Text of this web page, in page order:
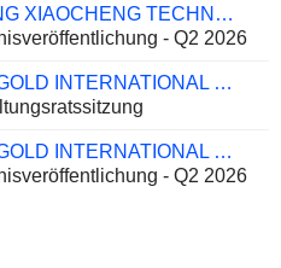
BEIJING XIAOCHENG TECHNOLOGY STOCK CO., LTD
- Q2 2026
ZIJIN GOLD INTERNATIONAL COMPANY LIMITED
ZIJIN GOLD INTERNATIONAL COMPANY LIMITED
- Q2 2026